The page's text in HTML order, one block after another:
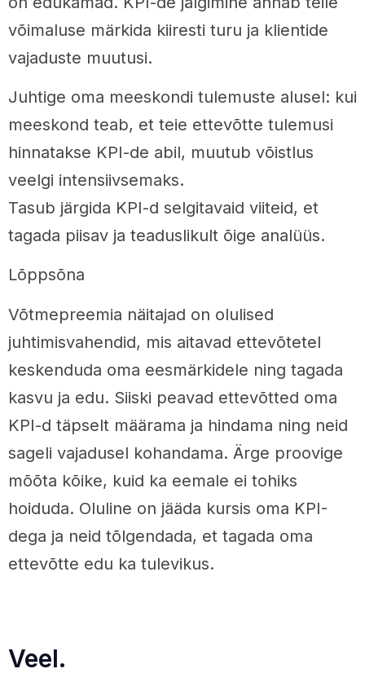
võimaluse märkida kiiresti turu ja klientide
vajaduste muutusi.
Juhtige oma meeskondi tulemuste alusel: kui
meeskond teab, et teie ettevõtte tulemusi
hinnatakse KPI-de abil, muutub võistlus
veelgi intensiivsemaks.
Tasub järgida KPI-d selgitavaid viiteid, et
tagada piisav ja teaduslikult õige analüüs.
Lõppsõna
Võtmepreemia näitajad on olulised
juhtimisvahendid, mis aitavad ettevõtetel
keskenduda oma eesmärkidele ning tagada
kasvu ja edu. Siiski peavad ettevõtted oma
KPI-d täpselt määrama ja hindama ning neid
sageli vajadusel kohandama. Ärge proovige
mõõta kõike, kuid ka eemale ei tohiks
hoiduda. Oluline on jääda kursis oma KPI-
dega ja neid tõlgendada, et tagada oma
ettevõtte edu ka tulevikus.
Veel.